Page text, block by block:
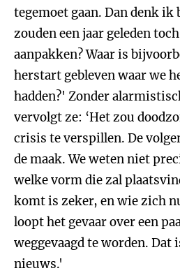
tegemoet gaan. Dan denk ik
zouden een jaar geleden
aanpakken? Waar is
herstart gebleven waar we
hadden?' Zonder
vervolgt ze: ‘Het zou
crisis te verspillen. De
de maak. We weten niet
welke vorm die zal
komt is zeker, en wie zich
loopt het gevaar over een
weggevaagd te worden. Dat
nieuws.'